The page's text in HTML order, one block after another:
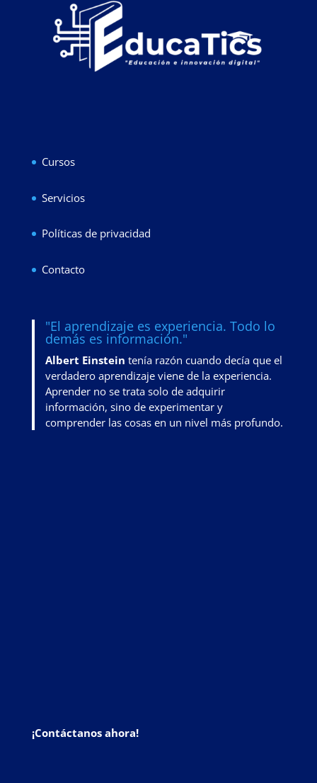
Cursos
Servicios
Políticas de privacidad
Contacto
"El aprendizaje es experiencia. Todo lo
demás es información."
Albert Einstein tenía razón cuando decía que el
verdadero aprendizaje viene de la experiencia.
Aprender no se trata solo de adquirir
información, sino de experimentar y
comprender las cosas en un nivel más profundo.
¡Contáctanos ahora!